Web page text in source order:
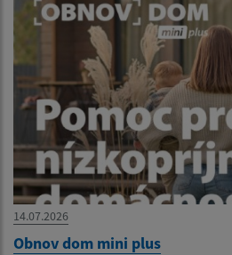
14.07.2026
Obnov dom mini plus